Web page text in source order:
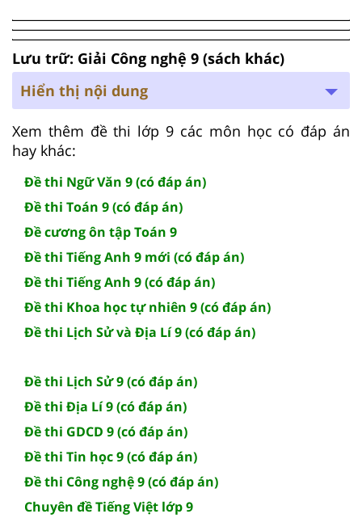
Lưu trữ: Giải Công nghệ 9 (sách khác)
Hiển thị nội dung
Xem thêm đề thi lớp 9 các môn học có đáp án
hay khác:
Đề thi Ngữ Văn 9 (có đáp án)
Đề thi Toán 9 (có đáp án)
Đề cương ôn tập Toán 9
Đề thi Tiếng Anh 9 mới (có đáp án)
Đề thi Tiếng Anh 9 (có đáp án)
Đề thi Khoa học tự nhiên 9 (có đáp án)
Đề thi Lịch Sử và Địa Lí 9 (có đáp án)
Đề thi Lịch Sử 9 (có đáp án)
Đề thi Địa Lí 9 (có đáp án)
Đề thi GDCD 9 (có đáp án)
Đề thi Tin học 9 (có đáp án)
Đề thi Công nghệ 9 (có đáp án)
Chuyên đề Tiếng Việt lớp 9